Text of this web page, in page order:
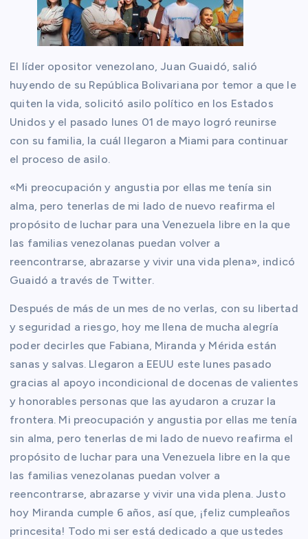
El líder opositor venezolano, Juan Guaidó, salió
huyendo de su República Bolivariana por temor a que le
quiten la vida, solicitó asilo político en los Estados
Unidos y el pasado lunes 01 de mayo logró reunirse
con su familia, la cuál llegaron a Miami para continuar
el proceso de asilo.
«Mi preocupación y angustia por ellas me tenía sin
alma, pero tenerlas de mi lado de nuevo reafirma el
propósito de luchar para una Venezuela libre en la que
las familias venezolanas puedan volver a
reencontrarse, abrazarse y vivir una vida plena», indicó
Guaidó a través de Twitter.
Después de más de un mes de no verlas, con su libertad
y seguridad a riesgo, hoy me llena de mucha alegría
poder decirles que Fabiana, Miranda y Mérida están
sanas y salvas. Llegaron a EEUU este lunes pasado
gracias al apoyo incondicional de docenas de valientes
y honorables personas que las ayudaron a cruzar la
frontera. Mi preocupación y angustia por ellas me tenía
sin alma, pero tenerlas de mi lado de nuevo reafirma el
propósito de luchar para una Venezuela libre en la que
las familias venezolanas puedan volver a
reencontrarse, abrazarse y vivir una vida plena. Justo
hoy Miranda cumple 6 años, así que, ¡feliz cumpleaños
princesita! Todo mi ser está dedicado a que ustedes